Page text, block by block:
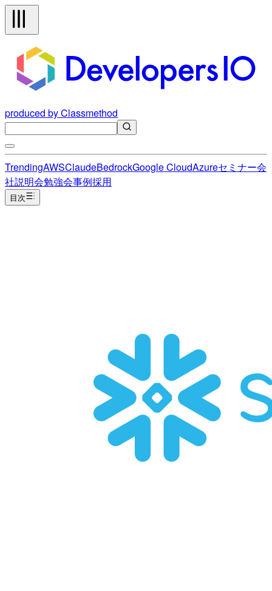
produced by Classmethod
TrendingAWSClaudeBedrockGoogle CloudAzureセミナー会
社説明会勉強会事例採用
目次